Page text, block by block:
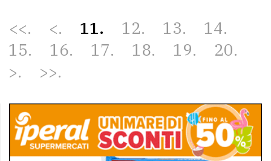
<< < 11 12 13
14
15
16 17 18 19
20
>
>>